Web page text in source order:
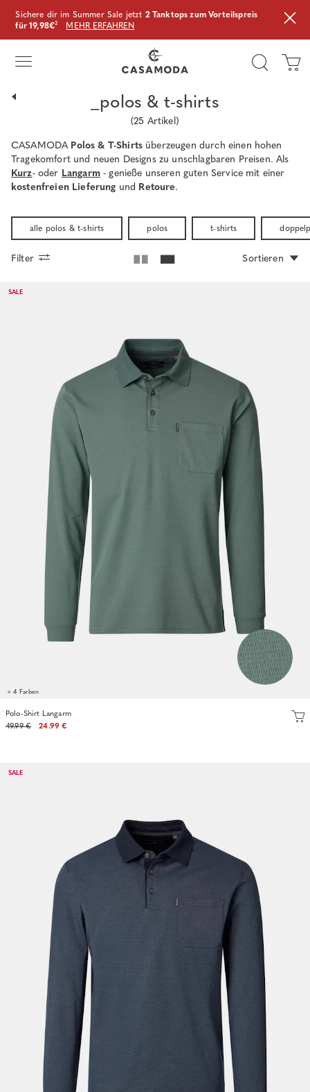
Sichere dir im Summer Sale jetzt 2 Tanktops zum Vorteilspreis
für 19,98€² MEHR ERFAHREN
_polos & t-shirts
(25 Artikel)
CASAMODA Polos & T-Shirts überzeugen durch einen hohen
Tragekomfort und neuen Designs zu unschlagbaren Preisen. Als
Kurz- oder Langarm- genieße unseren guten Service mit einer
kostenfreien Lieferung und Retoure.
alle polos & t-shirts polos t-shirts
Filter Sortieren
SALE
+ 4 Farben
Polo-Shirt Langarm
49.99 €
24.99 €
SALE